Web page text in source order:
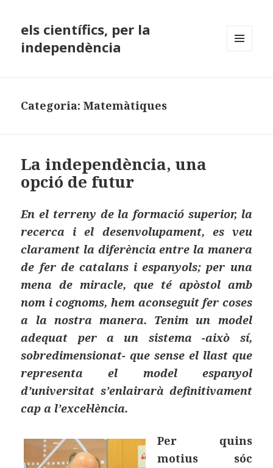
els científics, per la
independència
Categoria:Matemàtiques
La independència, una
opció de futur
En el terreny de la formació superior, la
recerca i el desenvolupament, es veu
clarament la diferència entre la manera
de fer de catalans i espanyols; per una
mena de miracle, que té apòstol amb
nom i cognoms, hem aconseguit fer coses
a la nostra manera. Tenim un model
adequat per a un sistema -això sí,
sobredimensionat- que sense el llast que
representa el model espanyol
d’universitat s’enlairarà definitivament
cap a l’excel·lència.
Per quins
motius sóc